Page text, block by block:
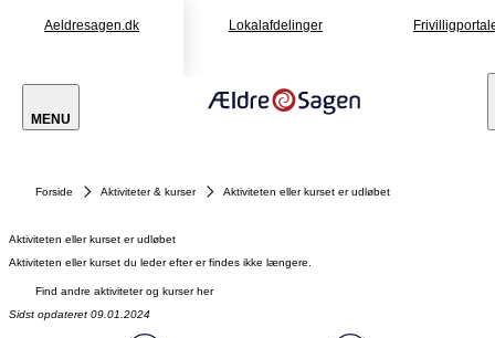
Aeldresagen.dk Lokalafdelinger
MENU
Forside Aktiviteter & kurser Aktiviteten eller kurset er udløbet
Aktiviteten eller kurset er udløbet
Aktiviteten eller kurset du leder efter er findes ikke længere.
Find andre aktiviteter og kurser her
Sidst opdateret 09.01.2024